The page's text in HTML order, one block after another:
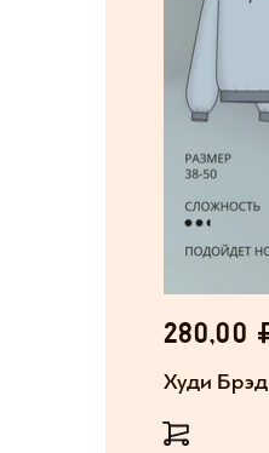
280,00
Худи Брэд